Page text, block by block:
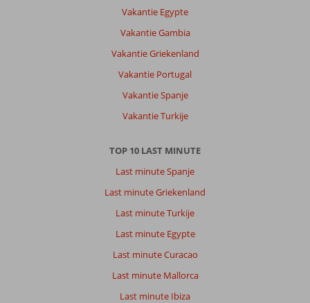
Vakantie Egypte
Vakantie Gambia
Vakantie Griekenland
Vakantie Portugal
Vakantie Spanje
Vakantie Turkije
TOP 10 LAST MINUTE
Last minute Spanje
Last minute Griekenland
Last minute Turkije
Last minute Egypte
Last minute Curacao
Last minute Mallorca
Last minute Ibiza